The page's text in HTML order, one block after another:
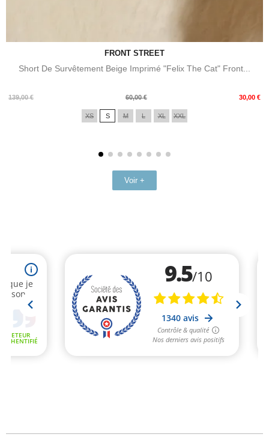
FRONT STREET
Short De Survêtement Beige Imprimé "Felix The Cat" Front...
139,00 €
Prix
60,00 € 30,00 €
Prix
XS S M L XL XXL
Voir +